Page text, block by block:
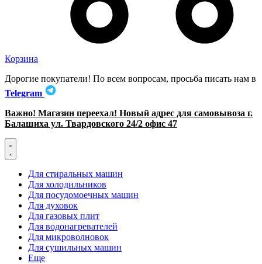
Корзина
Дорогие покупатели! По всем вопросам, просьба писать нам в
Telegram
Важно! Магазин переехал! Новый адрес для самовывоза г.
Балашиха ул. Твардовского 24/2 офис 47
Для стиральных машин
Для холодильников
Для посудомоечных машин
Для духовок
Для газовых плит
Для водонагревателей
Для микроволновок
Для сушильных машин
Еще